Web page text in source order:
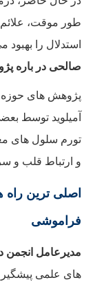
طور موقت،
استدلال را
صالحی در باره
پژوهش های حوزه
آمیلوید توسط
تورم سلول های
و ارتباط قلب و
اصلی ترین راه
فراموشی
مدیرعامل انجمن
های علمی پیشگیری